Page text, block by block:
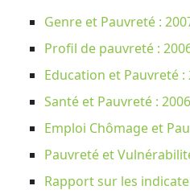
Genre et Pauvreté :
Profil de pauvreté :
Education et Pauvreté :
Santé et Pauvreté : 2006
Emploi Chômage et
Pauvreté et
Rapport sur les